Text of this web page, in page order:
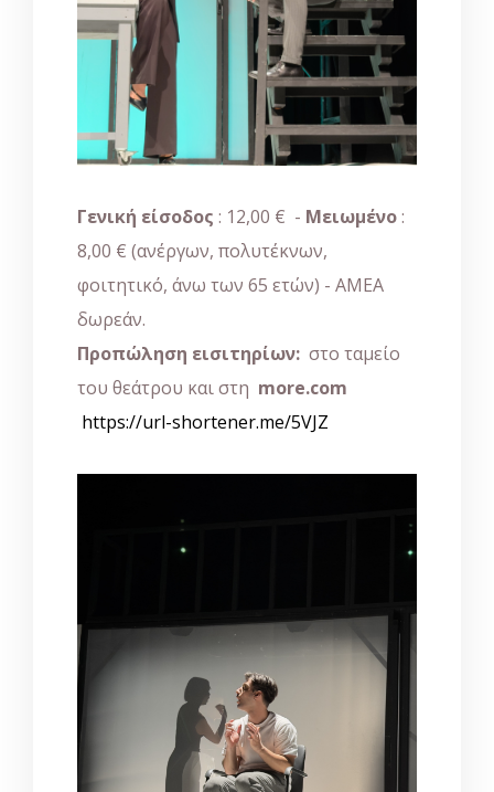
Γενική είσοδος : 12,00 € - Μειωμένο:
8,00 € (ανέργων, πολυτέκνων,
φοιτητικό, άνω των 65 ετών) - ΑΜΕΑ
δωρεάν.
Προπώληση εισιτηρίων: στο ταμείο
του θεάτρου και στη more.com
https://url-shortener.me/5VJZ